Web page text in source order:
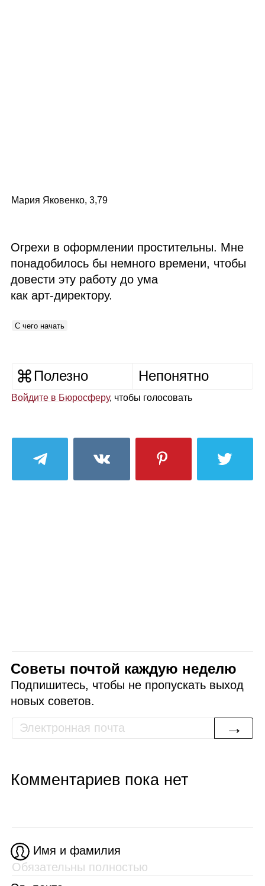
Мария Яковенко, 3,79
Огрехи в оформлении простительны. Мне
понадобилось бы немного времени, чтобы
довести эту работу до ума
как арт‑директору.
С чего начать
Полезно Непонятно
Войдите в Бюросферу, чтобы голосовать
Советы почтой каждую неделю
Подпишитесь, чтобы не пропускать выход
новых советов.
→
Комментариев пока нет
Имя и фамилия